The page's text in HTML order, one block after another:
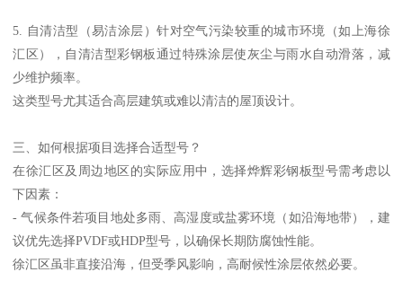
5. 自清洁型（易洁涂层）针对空气污染较重的城市环境（如上海徐
汇区），自清洁型彩钢板通过特殊涂层使灰尘与雨水自动滑落，减
少维护频率。
这类型号尤其适合高层建筑或难以清洁的屋顶设计。
三、如何根据项目选择合适型号？
在徐汇区及周边地区的实际应用中，选择烨辉彩钢板型号需考虑以
下因素：
- 气候条件若项目地处多雨、高湿度或盐雾环境（如沿海地带），建
议优先选择PVDF或HDP型号，以确保长期防腐蚀性能。
徐汇区虽非直接沿海，但受季风影响，高耐候性涂层依然必要。